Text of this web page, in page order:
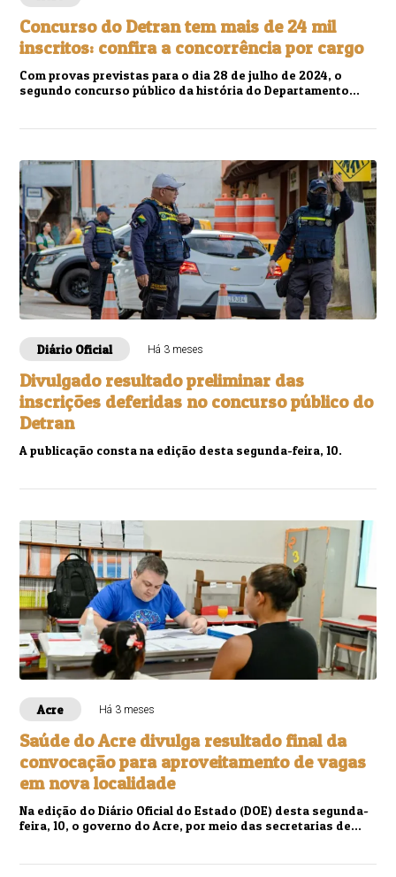
Concurso do Detran tem mais de 24 mil
inscritos: confira a concorrência por cargo
Com provas previstas para o dia 28 de julho de 2024, o
segundo concurso público da história do Departamento
Diário Oficial Há 3 meses
Divulgado resultado preliminar das
inscrições deferidas no concurso público do
Detran
A publicação consta na edição desta segunda-feira, 10.
Acre Há 3 meses
Saúde do Acre divulga resultado final da
convocação para aproveitamento de vagas
em nova localidade
Na edição do Diário Oficial do Estado (DOE) desta segunda-
feira, 10, o governo do Acre, por meio das secretarias de